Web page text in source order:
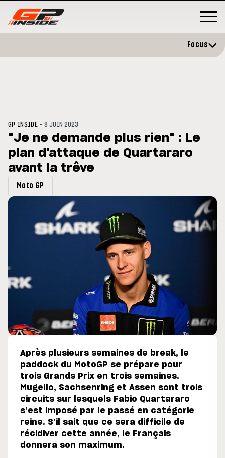
: Horaires et
du GP de Grande-
MOTO GP
Focus
GP INSIDE -8 JUIN 2023
"Je ne demande plus rien" : Le
plan d'attaque de Quartararo
avant la trêve
Moto GP
Après plusieurs semaines de break, le
paddock du MotoGP se prépare pour
trois Grands Prix en trois semaines.
Mugello, Sachsenring et Assen sont trois
circuits sur lesquels Fabio Quartararo
s’est imposé par le passé en catégorie
reine. S’il sait que ce sera difficile de
récidiver cette année, le Français
donnera son maximum.